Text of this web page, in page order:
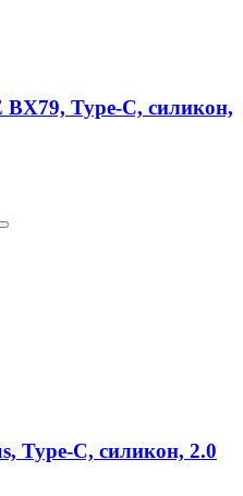
Type-C, силикон,
Type-C, силикон, 2.0